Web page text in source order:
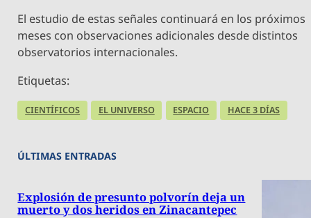
El estudio de estas señales continuará en los próximos
meses con observaciones adicionales desde distintos
observatorios internacionales.
Etiquetas:
CIENTÍFICOS EL UNIVERSO ESPACIO HACE 3 DÍAS
ÚLTIMAS ENTRADAS
Explosión de presunto polvorín deja un
muerto y dos heridos en Zinacantepec